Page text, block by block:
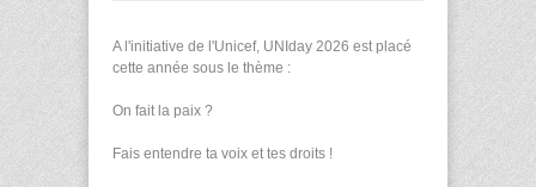
A l'initiative de l'Unicef, UNIday 2026 est placé
cette année sous le thème :
On fait la paix ?
Fais entendre ta voix et tes droits !